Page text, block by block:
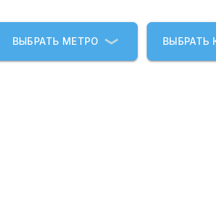
ВЫБРАТЬ МЕТРО ВЫБРАТЬ